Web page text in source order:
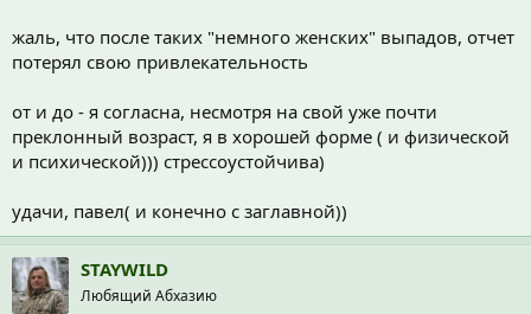
жаль, что после таких "немного женских" выпадов, отчет
потерял свою привлекательность
от и до - я согласна, несмотря на свой уже почти
преклонный возраст, я в хорошей форме ( и физической
и психической))) стрессоустойчива)
удачи, павел( и конечно с заглавной))
STAYWILD
Любящий Абхазию